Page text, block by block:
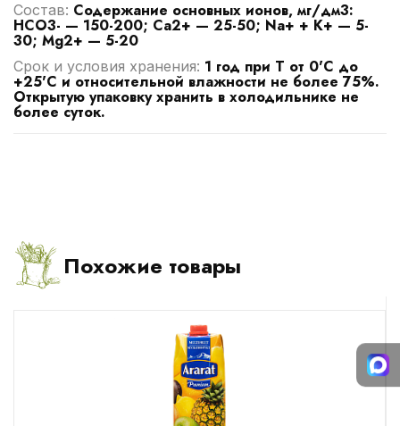
Cостав: Содержание основных ионов, мг/дм3:
HCO3- — 150-200; Ca2+ — 25-50; Na+ + K+ — 5-
30; Mg2+ — 5-20
Срок и условия хранения: 1 год при Т от 0'C до
+25'C и относительной влажности не более 75%.
Открытую упаковку хранить в холодильнике не
более суток.
Похожие товары